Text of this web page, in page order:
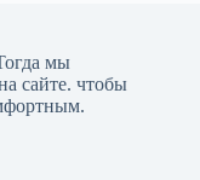
мы
сайте. чтобы